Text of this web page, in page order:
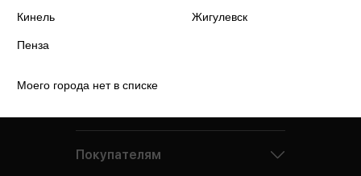
Кинель Жигулевск
Пенза
Моего города нет в списке
Покупателям